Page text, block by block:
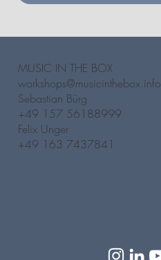
MUSIC IN THE BOX
workshops@musicinthebox.info
Sebastian Bürg
‭+49 157 56188999‬
Felix Unger
+49 163 7437841